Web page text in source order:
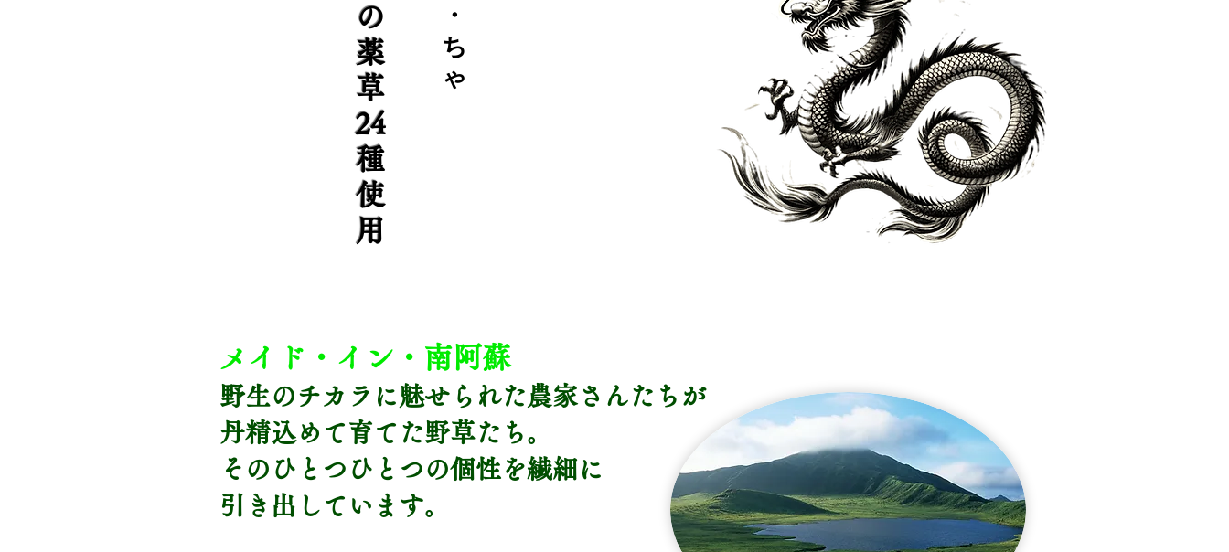
の
薬
草
24
種
使
用
・
ち
ゃ
メイド・イン・南阿蘇
野生のチカラに魅せられた農家さんたちが
丹精込めて育てた野草たち。
そのひとつひとつの個性を繊細に
引き出しています。